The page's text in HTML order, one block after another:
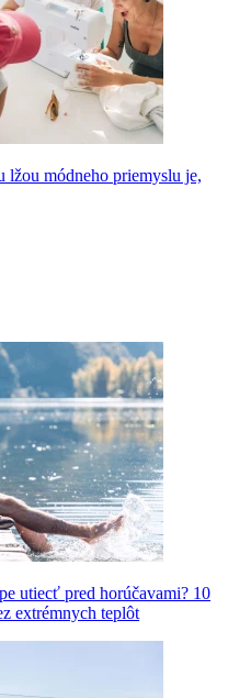
lžou módneho priemyslu je,
utiecť pred horúčavami? 10
extrémnych teplôt